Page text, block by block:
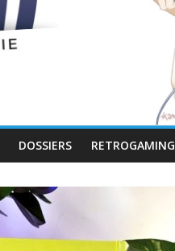
DOSSIERS RETROGAMING